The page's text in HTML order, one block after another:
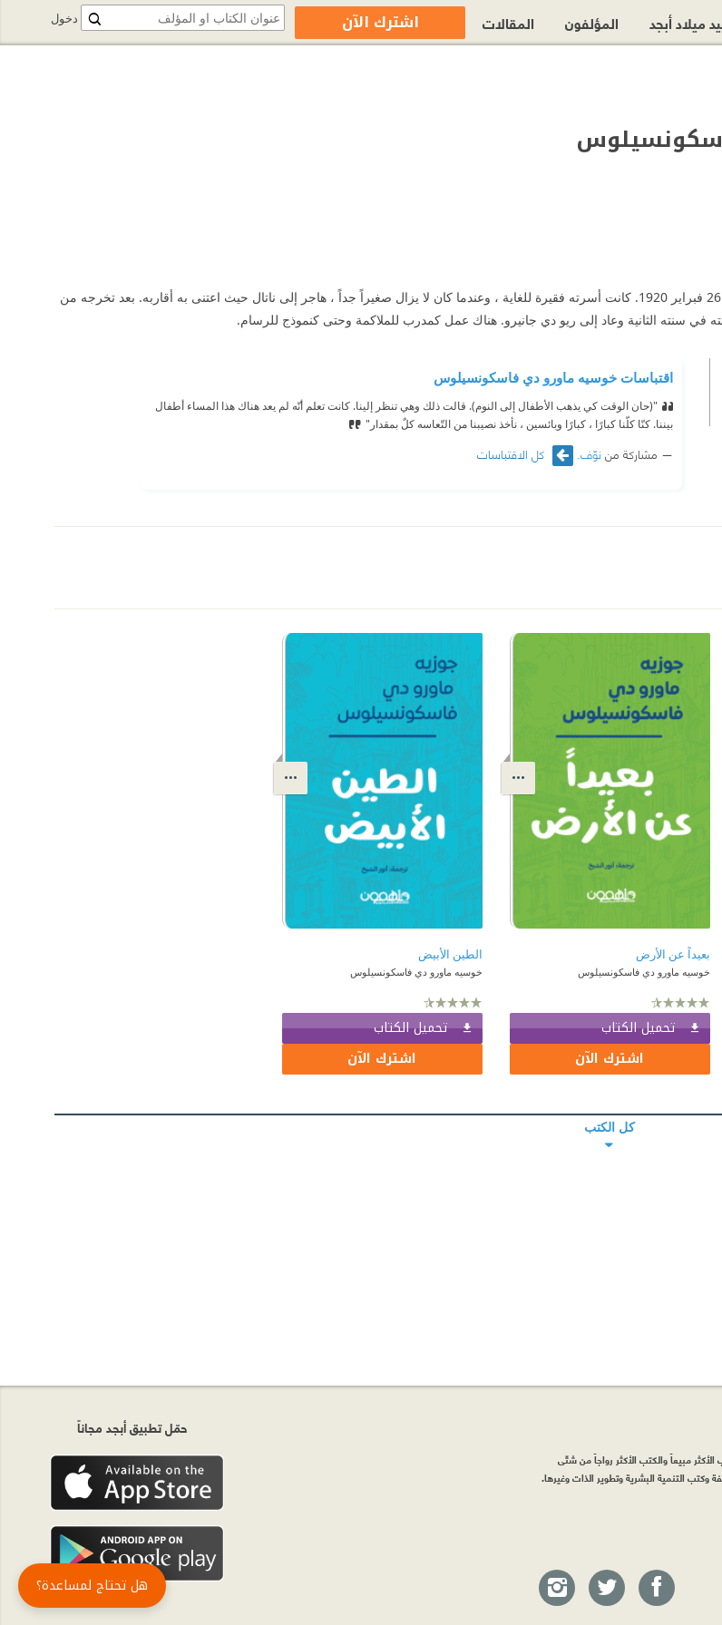
ولد خوسيه ماورو في ريو دي جانيرو في 26 فبراير 1920. كانت أسرته فقيرة للغاية ، وعندما كان لا يزال صغيراً جداً ، هاجر إلى ناتال حيث اعتنى به أقاربه. بعد تخرجه من
سنته الثانية وعاد إلى ريو دي جانيرو. هناك عمل كمدرب للملاكمة وحتى كنموذج للرسام.
اقتباسات خوسيه ماورو دي فاسكونسيلوس
"(حان الوقت كي يذهب الأطفال إلى النوم). قالت ذلك وهي تنظر إلينا. كانت تعلم أنّه لم يعد هناك هذا المساء أطفال
بيننا. كنّا كلّنا كبارًا ، كبارًا وبائسين ، نأخذ نصيبنا من التّعاسه كلٌ بمقدار"
مشاركة من نوّف. كل الاقتباسات
بعيداً عن الأرض
خوسيه ماورو دي فاسكونسيلوس
تحميل الكتاب
اشترك الآن
الطين الأبيض
خوسيه ماورو دي فاسكونسيلوس
تحميل الكتاب
اشترك الآن
كل الكتب
دخول ميلاد أبجد المؤلفون المقالات اشترك الآن
حمّل تطبيق أبجد مجاناً
مبيعاً والكتب الأكثر رواجاً من شتّى
التنمية البشرية وتطوير الذات وغيرها.
هل تحتاج لمساعدة؟